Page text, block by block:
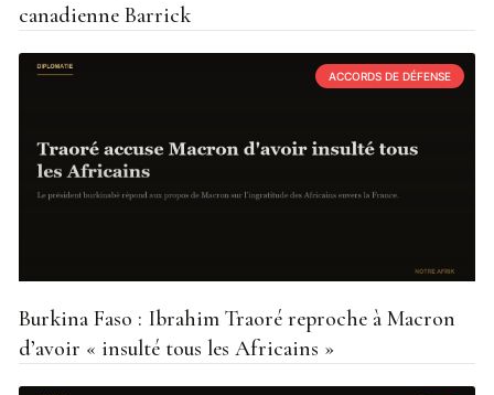
canadienne Barrick
ACCORDS DE DÉFENSE
Burkina Faso : Ibrahim Traoré reproche à Macron
d’avoir « insulté tous les Africains »